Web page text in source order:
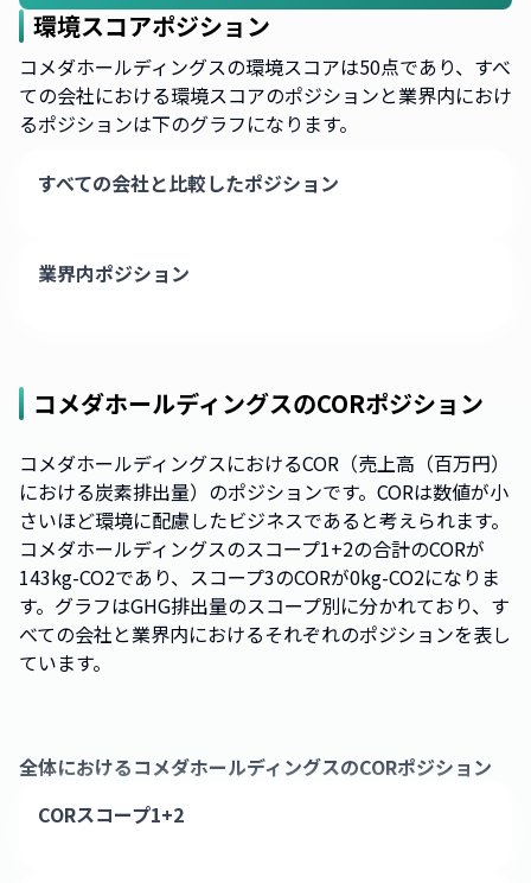
環境スコアポジション
コメダホールディングスの環境スコアは50点であり、すべ
ての会社における環境スコアのポジションと業界内におけ
るポジションは下のグラフになります。
すべての会社と比較したポジション
業界内ポジション
コメダホールディングスのCORポジション
コメダホールディングスにおけるCOR（売上高（百万円）
における炭素排出量）のポジションです。CORは数値が小
さいほど環境に配慮したビジネスであると考えられます。
コメダホールディングスのスコープ1+2の合計のCORが
143kg-CO2であり、スコープ3のCORが0kg-CO2になりま
す。グラフはGHG排出量のスコープ別に分かれており、す
べての会社と業界内におけるそれぞれのポジションを表し
ています。
全体におけるコメダホールディングスのCORポジション
CORスコープ1+2